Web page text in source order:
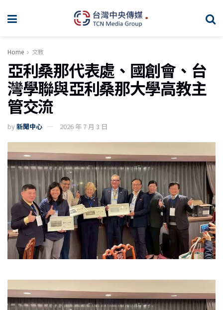
Home 文教
亞利桑那代表處、國創會、台
灣學聯與亞利桑那大學高教主
管交流
by新聞中心 2026 年 7 月 3 日